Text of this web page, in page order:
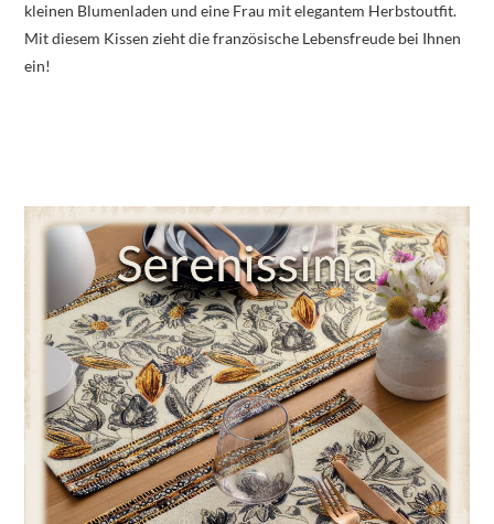
kleinen Blumenladen und eine Frau mit elegantem Herbstoutfit.
Mit diesem Kissen zieht die französische Lebensfreude bei Ihnen
ein!